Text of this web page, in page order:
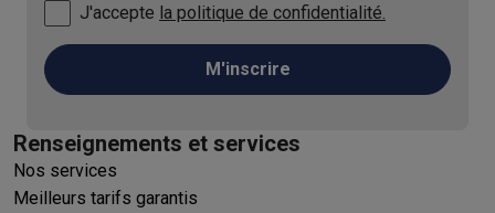
J'accepte la politique de confidentialité.
M'inscrire
Renseignements et services
Nos services
Meilleurs tarifs garantis